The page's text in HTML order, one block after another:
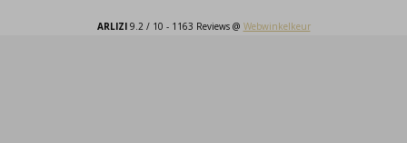
ARLIZI9.2 / 10 - 1163 Reviews @ Webwinkelkeur